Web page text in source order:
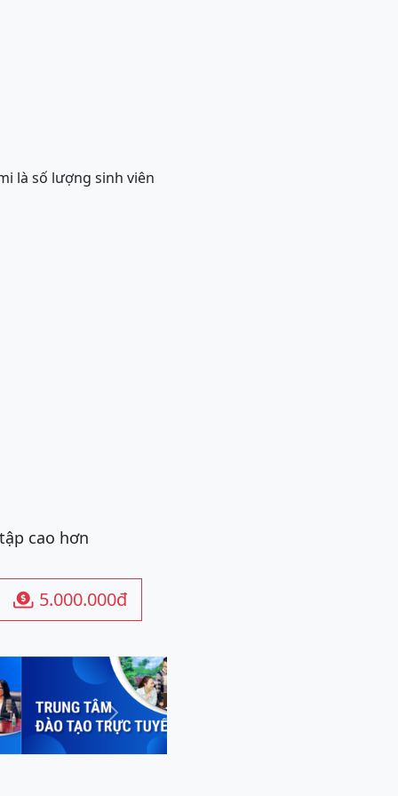
là số lượng sinh viên
cao hơn
 5.000.000đ
Next